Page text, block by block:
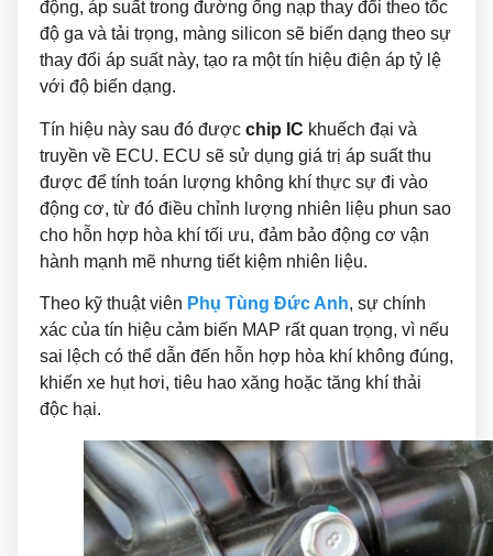
động, áp suất trong đường ống nạp thay đổi theo tốc
độ ga và tải trọng, màng silicon sẽ biến dạng theo sự
thay đổi áp suất này, tạo ra một tín hiệu điện áp tỷ lệ
với độ biến dạng.
Tín hiệu này sau đó được chip IC khuếch đại và
truyền về ECU. ECU sẽ sử dụng giá trị áp suất thu
được để tính toán lượng không khí thực sự đi vào
động cơ, từ đó điều chỉnh lượng nhiên liệu phun sao
cho hỗn hợp hòa khí tối ưu, đảm bảo động cơ vận
hành mạnh mẽ nhưng tiết kiệm nhiên liệu.
Theo kỹ thuật viên Phụ Tùng Đức Anh, sự chính
xác của tín hiệu cảm biến MAP rất quan trọng, vì nếu
sai lệch có thể dẫn đến hỗn hợp hòa khí không đúng,
khiến xe hụt hơi, tiêu hao xăng hoặc tăng khí thải
độc hại.